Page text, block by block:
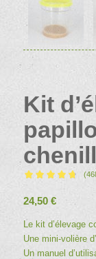
Kit
sur 5 basé
463
notations
client
(
24,50 €
Le kit d’élevage
Une mini-volière
Un manuel